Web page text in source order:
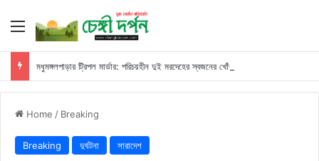
Menu
মধুমঙ্গলপাড়ার ট্রিপল মার্ডার: পরিচয়হীন দুই মরদেহের স্বজনের খোঁজ পুলিশের
Home / Breaking
Breaking দুর্ঘটনা সারাদেশ